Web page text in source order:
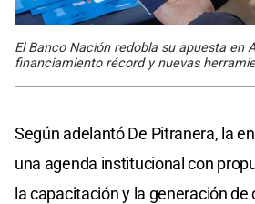
El Banco Nación redobla su apuesta en
financiamiento récord y nuevas
Según adelantó De Pitranera, la
una agenda institucional con
la capacitación y la generación